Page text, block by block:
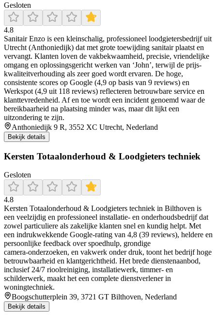
Gesloten
4.8
Sanitair Enzo is een kleinschalig, professioneel loodgietersbedrijf uit
Utrecht (Anthoniedijk) dat met grote toewijding sanitair plaatst en
vervangt. Klanten loven de vakbekwaamheid, precisie, vriendelijke
omgang en oplossingsgericht werken van ‘John’, terwijl de prijs-
kwaliteitverhouding als zeer goed wordt ervaren. De hoge,
consistente scores op Google (4,9 op basis van 9 reviews) en
Werkspot (4,9 uit 118 reviews) reflecteren betrouwbare service en
klanttevredenheid. Af en toe wordt een incident genoemd waar de
bereikbaarheid na plaatsing minder was, maar dit lijkt een
uitzondering te zijn.
Anthoniedijk 9 R, 3552 XC Utrecht, Nederland
Bekijk details
Kersten Totaalonderhoud & Loodgieters techniek
Gesloten
4.8
Kersten Totaalonderhoud & Loodgieters techniek in Bilthoven is
een veelzijdig en professioneel installatie- en onderhoudsbedrijf dat
zowel particuliere als zakelijke klanten snel en kundig helpt. Met
een indrukwekkende Google-rating van 4,8 (39 reviews), heldere en
persoonlijke feedback over spoedhulp, grondige
camera‑onderzoeken, en vakwerk onder druk, toont het bedrijf hoge
betrouwbaarheid en klantgerichtheid. Het brede dienstenaanbod,
inclusief 24/7 rioolreiniging, installatiewerk, timmer- en
schilderwerk, maakt het een complete dienstverlener in
woningtechniek.
Boogschutterplein 39, 3721 GT Bilthoven, Nederland
Bekijk details